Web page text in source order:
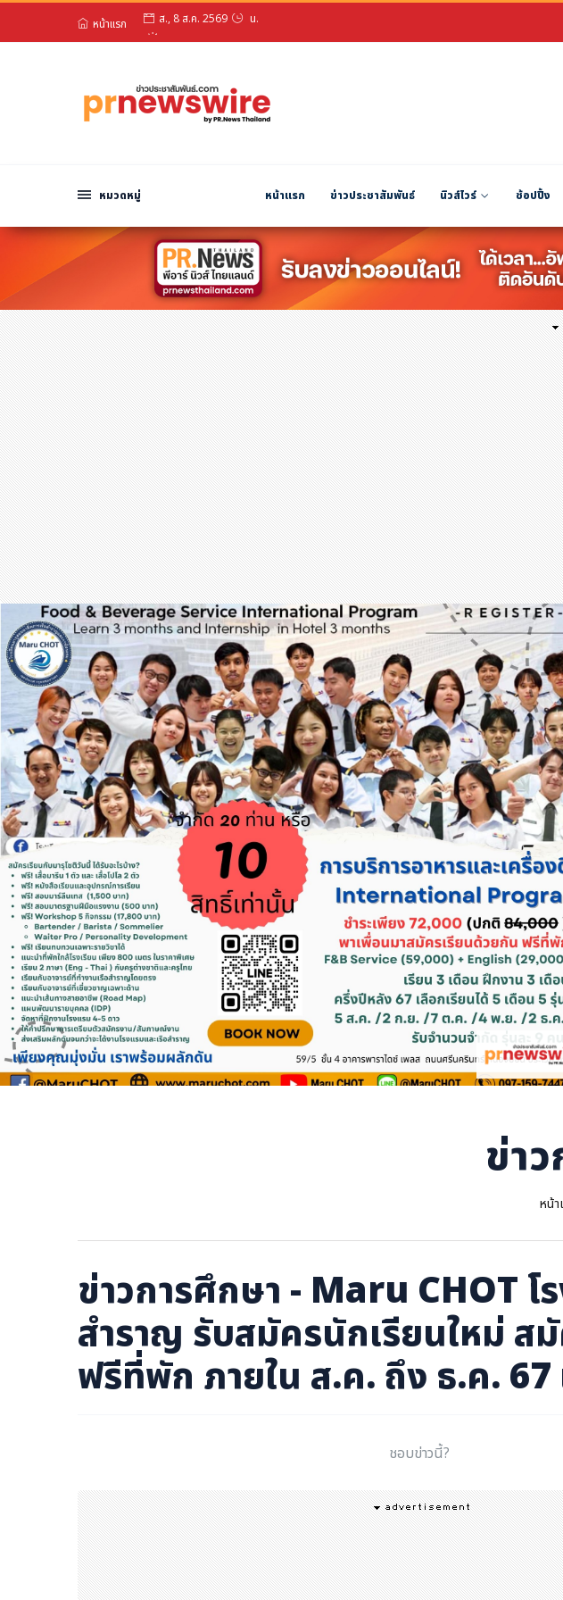
หมวดหมู่
สินค้า, บริการ
บันเทิง
นักแสดง, นักร้อง, โมเดล
อินฟลูเอนเซอร์
ไลฟ์สไตล์
ความงาม
แฟชั่น
สุขภาพ
กีฬา
อาหาร, เครื่องดื่ม
ท่องเที่ยว
โรงแรม, ที่พัก
บ้าน, คอนโด, อสังหาฯ
ประกัน
สัตว์เลี้ยง
ไอที
โทรศัพท์มือถือ
เอไอ
การศึกษา
ศิลปะ, วัฒนธรรม
ศาสนา
การเมือง
ราชการ, รัฐวิสาหกิจ
ธุรกิจ, สังคม
เศรษฐกิจ, การเงิน
การเกษตร
พลังงาน, สิ่งแวดล้อม
ยานยนต์
ขนส่ง
การงาน, อาชีพ
กิจกรรม
หน้าแรก
สวัสดียามสาย!
ส., 8 ส.ค. 2569
น.
หมวดหมู่ หน้าแรก ข่าวประชาสัมพันธ์ นิวส์ไวร์ ช้อปปิ้ง
ข่า
หน้า
ข่าวการศึกษา - Maru CHOT โ
สำราญ รับสมัครนักเรียนใหม่ ส
ฟรีที่พัก ภายใน ส.ค. ถึง ธ.ค. 67
ชอบข่าวนี้?